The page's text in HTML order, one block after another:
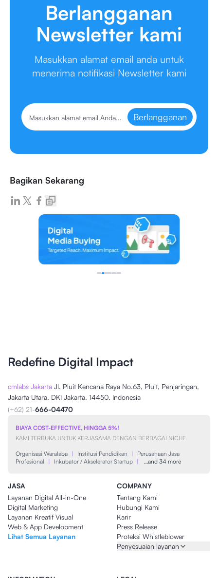
Berlangganan
Newsletter kami
Masukkan alamat email anda untuk
menerima notifikasi Newsletter kami
Berlangganan
Bagikan Sekarang
Redefine Digital Impact
cmlabs Jakarta Jl. Pluit Kencana Raya No.63, Pluit, Penjaringan,
Jakarta Utara, DKI Jakarta, 14450, Indonesia
(+62) 21-666-04470
BIAYA COST-EFFECTIVE, HINGGA 5%!
KAMI TERBUKA UNTUK KERJASAMA DENGAN BERBAGAI NICHE
Organisasi Waralaba | Institusi Pendidikan |
Perusahaan Jasa
Profesional
| Inkubator / Akselerator Startup | …and 34 more
JASA
Layanan Digital All-in-One
Digital Marketing
Layanan Kreatif Visual
Web & App Development
Lihat Semua Layanan
COMPANY
Tentang Kami
Hubungi Kami
Karir
Press Release
Proteksi Whistleblower
Penyesuaian layanan